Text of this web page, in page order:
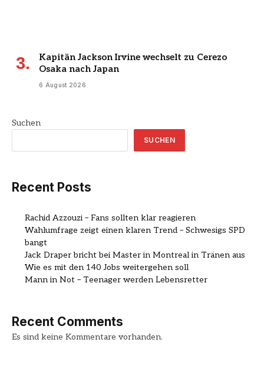
Kapitän Jackson Irvine wechselt zu Cerezo
Osaka nach Japan
6 August 2026
Suchen
SUCHEN
Recent Posts
Rachid Azzouzi – Fans sollten klar reagieren
Wahlumfrage zeigt einen klaren Trend – Schwesigs SPD
bangt
Jack Draper bricht bei Master in Montreal in Tränen aus
Wie es mit den 140 Jobs weitergehen soll
Mann in Not – Teenager werden Lebensretter
Recent Comments
Es sind keine Kommentare vorhanden.